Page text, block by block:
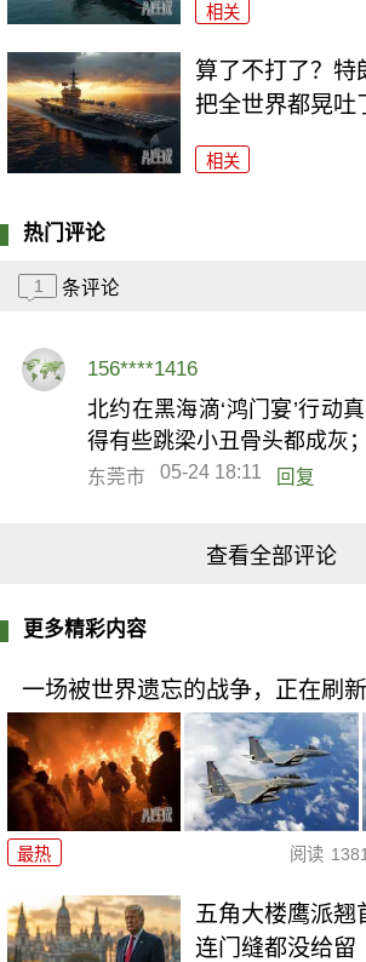
相关
算了不打了？特
把全世界都晃吐
相关
热门评论
1 条评论
156****1416
北约在黑海滴‘鸿门宴’行动
得有些跳梁小丑骨头都成灰；
东莞市 05-24 18:11 回复
查看全部评论
更多精彩内容
一场被世界遗忘的战争，正在刷
最热 阅读
五角大楼鹰派翘
连门缝都没给留